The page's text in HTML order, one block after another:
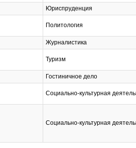
Юриспруденция
Политология
Журналистика
Туризм
Гостиничное дело
Социально-культурная
Социально-культурная